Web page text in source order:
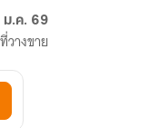
ม.ค. 69
วางขาย